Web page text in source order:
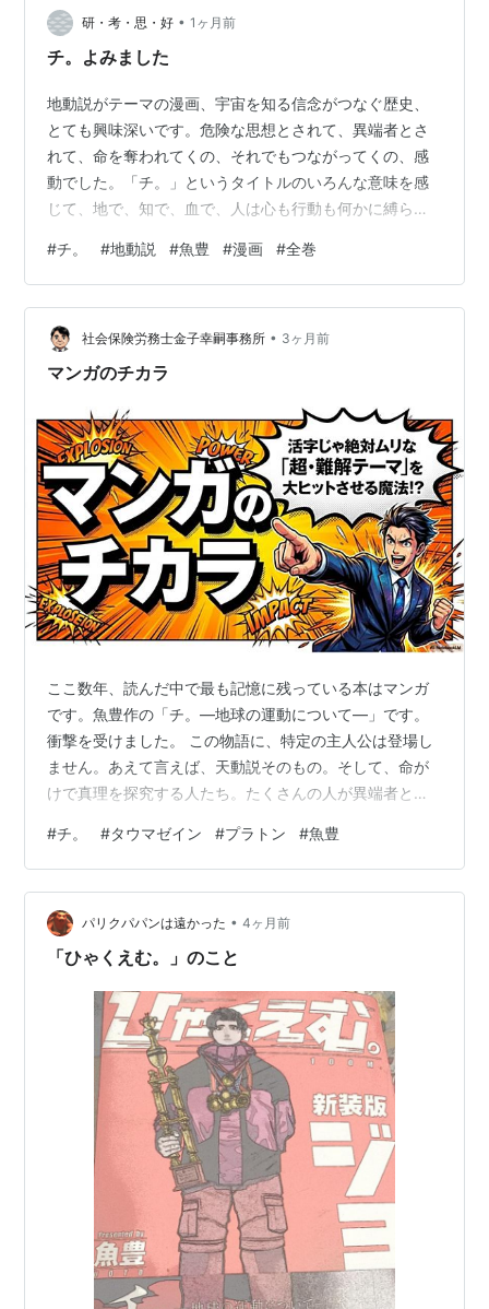
研・考・思・好 • 1ヶ月前
チ。よみました
地動説がテーマの漫画、宇宙を知る信念がつなぐ歴史、
とても興味深いです。危険な思想とされて、異端者とさ
れて、命を奪われてくの、それでもつながってくの、感
動でした。「チ。」というタイトルのいろんな意味を感
じて、地で、知で、血で、人は心も行動も何かに縛られ
くえむ。の映画がおもしろかったので、同じ作者の作品
が読みたくなってお取り寄せして。人間ってこういう怖
さあるの、なるほどです。 リンク
#チ。 #地動説 #魚豊 #漫画 #全巻
社会保険労務士金子幸嗣事務所 • 3ヶ月前
マンガのチカラ
ここ数年、読んだ中で最も記憶に残っている本はマンガ
です。魚豊作の「チ。―地球の運動について―」です。
衝撃を受けました。 この物語に、特定の主人公は登場し
ません。あえて言えば、天動説そのもの。そして、命が
けで真理を探究する人たち。たくさんの人が異端者とし
は死の恐怖を超えます。 作者は、この知的好奇心に「タ
ウマゼイン」というプラトン由来のコトバを充てまし
た。 生きがいというコトバには外発的に動機づけられた
印象があります。が、タウマゼインにはカラダの内側か
ら沸き出る熱量を感じます。そして、タウマゼインを追
#チ。 #タウマゼイン #プラトン #魚豊
パリクパパンは遠かった • 4ヶ月前
「ひゃくえむ。」のこと